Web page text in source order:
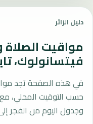
دليل الزائر
مواقيت الصلاة
فيتسانولوك،
في هذه الصفحة تجد
وجدول اليوم من الفجر